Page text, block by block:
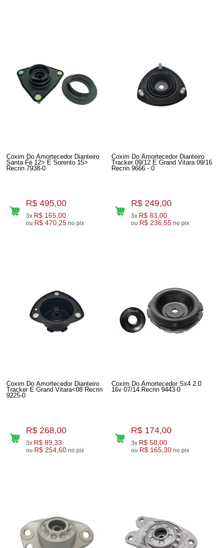
Coxim Do Amortecedor Dianteiro
Santa Fé 12> E Sorento 15>
Recrin 7938-0
R$ 495,00
3x R$ 165,00
ou R$ 470,25 no pix
Coxim Do Amortecedor Dianteiro
Tracker 09/12 E Grand Vitara 09/16
Recrin 9666 - 0
R$ 249,00
3x R$ 83,00
ou R$ 236,55 no pix
Coxim Do Amortecedor Dianteiro
Tracker E Grand Vitara<08 Recrin
9225-0
R$ 268,00
3x R$ 89,33
ou R$ 254,60 no pix
Coxim Do Amortecedor Sx4 2.0
16v 07/14 Recrin 9443-0
R$ 174,00
3x R$ 58,00
ou R$ 165,30 no pix